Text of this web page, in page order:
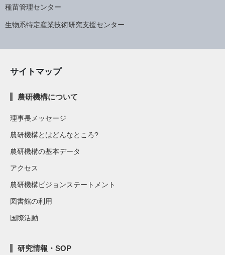
種苗管理センター
生物系特定産業技術研究支援センター
サイトマップ
農研機構について
理事長メッセージ
農研機構とはどんなところ?
農研機構の基本データ
アクセス
農研機構ビジョンステートメント
図書館の利用
国際活動
研究情報・SOP